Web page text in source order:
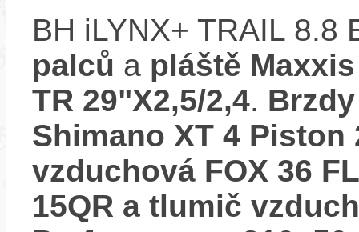
BH iLYNX+ TRAIL
palců a pláště
TR 29"X2,5/2,4.
Shimano XT 4 Piston
vzduchová FOX 36
15QR a tlumič